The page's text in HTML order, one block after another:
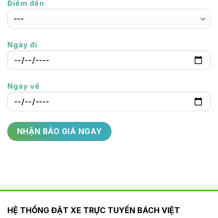
Điểm đến
Ngày đi
Ngày về
HỆ THỐNG ĐẶT XE TRỰC TUYẾN BÁCH VIỆT